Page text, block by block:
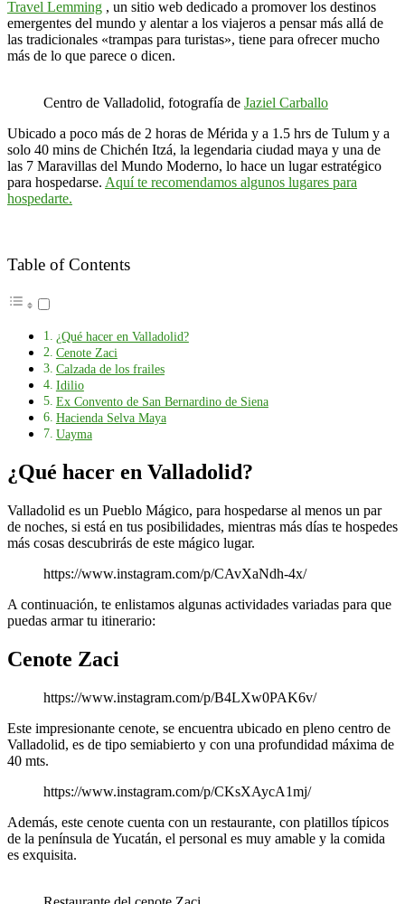
Travel Lemming , un sitio web dedicado a promover los destinos
emergentes del mundo y alentar a los viajeros a pensar más allá de
las tradicionales «trampas para turistas», tiene para ofrecer mucho
más de lo que parece o dicen.
Centro de Valladolid, fotografía de Jaziel Carballo
Ubicado a poco más de 2 horas de Mérida y a 1.5 hrs de Tulum y a
solo 40 mins de Chichén Itzá, la legendaria ciudad maya y una de
las 7 Maravillas del Mundo Moderno, lo hace un lugar estratégico
para hospedarse. Aquí te recomendamos algunos lugares para
hospedarte.
Table of Contents
¿Qué hacer en Valladolid?
Cenote Zaci
Calzada de los frailes
Idilio
Ex Convento de San Bernardino de Siena
Hacienda Selva Maya
Uayma
¿Qué hacer en Valladolid?
Valladolid es un Pueblo Mágico, para hospedarse al menos un par
de noches, si está en tus posibilidades, mientras más días te hospedes
más cosas descubrirás de este mágico lugar.
https://www.instagram.com/p/CAvXaNdh-4x/
A continuación, te enlistamos algunas actividades variadas para que
puedas armar tu itinerario:
Cenote Zaci
https://www.instagram.com/p/B4LXw0PAK6v/
Este impresionante cenote, se encuentra ubicado en pleno centro de
Valladolid, es de tipo semiabierto y con una profundidad máxima de
40 mts.
https://www.instagram.com/p/CKsXAycA1mj/
Además, este cenote cuenta con un restaurante, con platillos típicos
de la península de Yucatán, el personal es muy amable y la comida
es exquisita.